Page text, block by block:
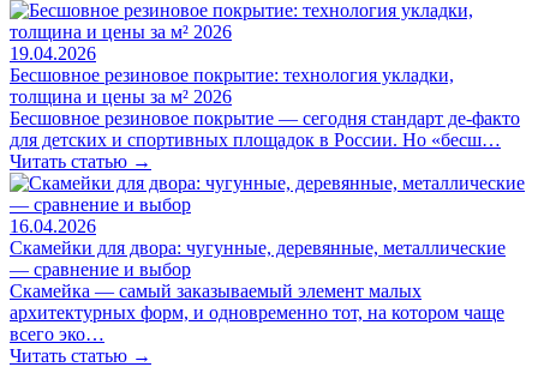
19.04.2026
Бесшовное резиновое покрытие: технология укладки,
толщина и цены за м² 2026
Бесшовное резиновое покрытие — сегодня стандарт де-факто
для детских и спортивных площадок в России. Но «бесш…
Читать статью →
16.04.2026
Скамейки для двора: чугунные, деревянные, металлические
— сравнение и выбор
Скамейка — самый заказываемый элемент малых
архитектурных форм, и одновременно тот, на котором чаще
всего эко…
Читать статью →